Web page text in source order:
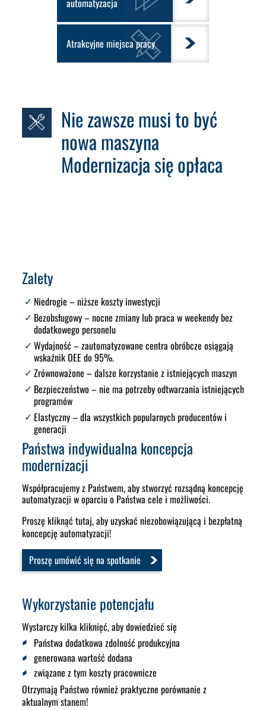
Atrakcyjne miejsca pracy
Nie zawsze musi to być
nowa maszyna
Modernizacja się opłaca
Zalety
Niedrogie – niższe koszty inwestycji
Bezobsługowy– nocne zmiany lub praca w weekendy bez
dodatkowego personelu
Wydajność – zautomatyzowane centra obróbcze osiągają
wskaźnik OEE do 95%.
Zrównoważone – dalsze korzystanie z istniejących maszyn
Bezpieczeństwo – nie ma potrzeby odtwarzania istniejących
programów
Elastyczny– dla wszystkich popularnych producentów i
generacji
Państwa indywidualna koncepcja
modernizacji
Współpracujemy z Państwem, aby stworzyć rozsądną koncepcję
automatyzacji w oparciu o Państwa cele i możliwości.
Proszę kliknąć tutaj, aby uzyskać niezobowiązującą i bezpłatną
koncepcję automatyzacji!
Proszę umówić się na spotkanie
Wykorzystanie potencjału
Wystarczy kilka kliknięć, aby dowiedzieć się
Państwa dodatkowa zdolność produkcyjna
generowana wartość dodana
związane z tym koszty pracownicze
Otrzymają Państwo również praktyczne porównanie z
aktualnym stanem!